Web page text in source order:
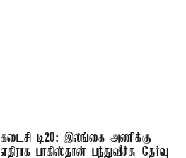
கடைசி டி20: இலங்கை அணிக்கு
எதிராக பாகிஸ்தான் பந்துவீச்சு தேர்வு